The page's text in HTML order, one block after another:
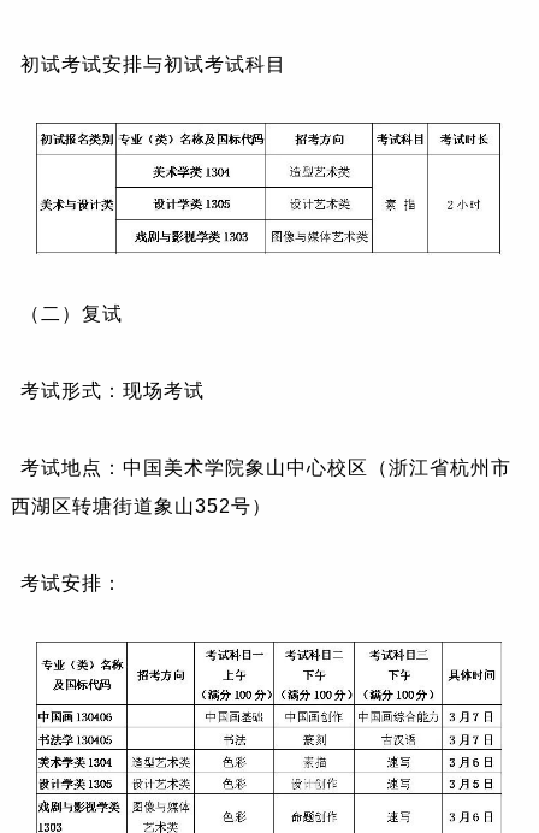
初试考试安排与初试考试科目
（二）复试
考试形式：现场考试
考试地点：中国美术学院象山中心校区（浙江省杭州市
西湖区转塘街道象山352号）
考试安排：